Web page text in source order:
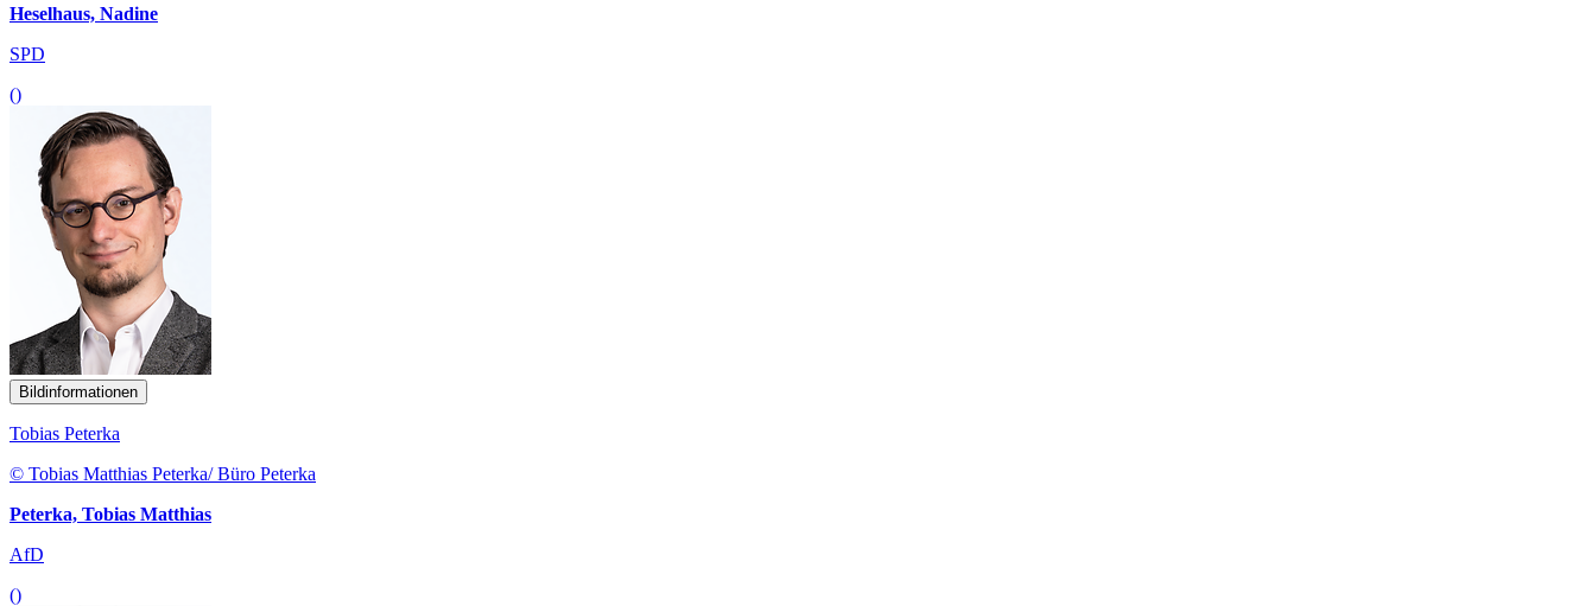
Heselhaus, Nadine
SPD
()
Bildinformationen
Tobias Peterka
© Tobias Matthias Peterka/ Büro Peterka
Peterka, Tobias Matthias
AfD
()